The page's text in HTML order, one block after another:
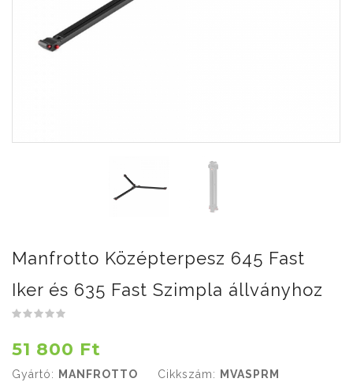
Manfrotto Középterpesz 645 Fast
Iker és 635 Fast Szimpla állványhoz
51 800 Ft
Gyártó: MANFROTTO Cikkszám: MVASPRM